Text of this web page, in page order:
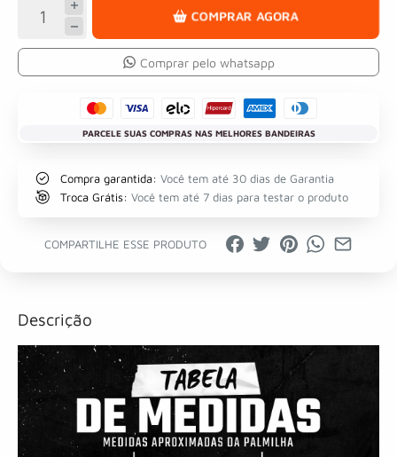
COMPRAR AGORA
Comprar pelo whatsapp
PARCELE SUAS COMPRAS NAS MELHORES BANDEIRAS
Compra garantida: Você tem até 30 dias de Garantia
Troca Grátis: Você tem até 7 dias para testar o produto
COMPARTILHE ESSE PRODUTO
Descrição